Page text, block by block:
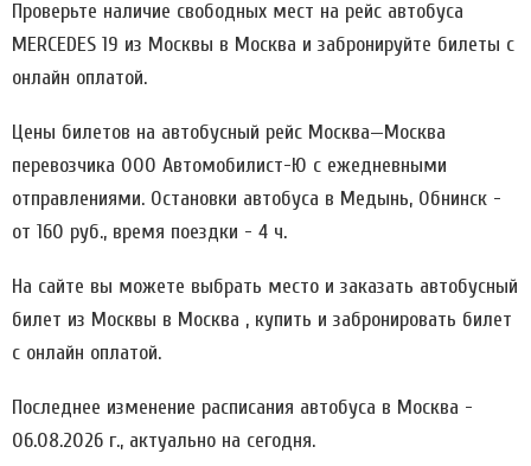
Проверьте наличие свободных мест на рейс автобуса
MERCEDES 19 из Москвы в Москва и забронируйте билеты с
онлайн оплатой.
Цены билетов на автобусный рейс Москва—Москва
перевозчика ООО Автомобилист-Ю c ежедневными
отправлениями. Остановки автобуса в Медынь, Обнинск -
от 160 руб., время поездки - 4 ч.
На сайте вы можете выбрать место и заказать автобусный
билет из Москвы в Москва , купить и забронировать билет
с онлайн оплатой.
Последнее изменение расписания автобуса в Москва -
06.08.2026 г., актуально на сегодня.